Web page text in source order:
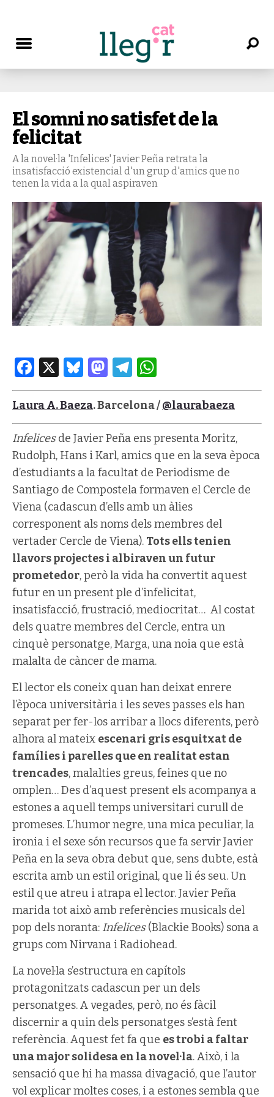
El somni no satisfet de la
felicitat
A la novel·la 'Infelices' Javier Peña retrata la
insatisfacció existencial d'un grup d'amics que no
tenen la vida a la qual aspiraven
Facebook
X Bluesky
Mastodon
Telegram
Laura A. Baeza. Barcelona /@laurabaeza
Infelicesde Javier Peña ens presenta Moritz,
Rudolph, Hans i Karl, amics que en la seva època
d’estudiants a la facultat de Periodisme de
Santiago de Compostela formaven el Cercle de
Viena (cadascun d’ells amb un àlies
corresponent als noms dels membres del
vertader Cercle de Viena). Tots ells tenien
llavors projectes i albiraven un futur
prometedor, però la vida ha convertit aquest
futur en un present ple d’infelicitat,
insatisfacció, frustració, mediocritat… Al costat
dels quatre membres del Cercle, entra un
cinquè personatge, Marga, una noia que està
malalta de càncer de mama.
El lector els coneix quan han deixat enrere
l’època universitària i les seves passes els han
separat per fer-los arribar a llocs diferents, però
alhora al mateix escenari gris esquitxat de
famílies i parelles que en realitat estan
trencades, malalties greus, feines que no
omplen… Des d’aquest present els acompanya a
estones a aquell temps universitari curull de
promeses. L’humor negre, una mica peculiar, la
ironia i el sexe són recursos que fa servir Javier
Peña en la seva obra debut que, sens dubte, està
escrita amb un estil original, que li és seu. Un
estil que atreu i atrapa el lector. Javier Peña
marida tot això amb referències musicals del
pop dels noranta: Infelices(Blackie Books) sona a
grups com Nirvana i Radiohead.
La novel·la s’estructura en capítols
protagonitzats cadascun per un dels
personatges. A vegades, però, no és fàcil
discernir a quin dels personatges s’està fent
referència. Aquest fet fa que es trobi a faltar
una major solidesa en la novel·la. Això, i la
sensació que hi ha massa divagació, que l’autor
vol explicar moltes coses, i a estones sembla que